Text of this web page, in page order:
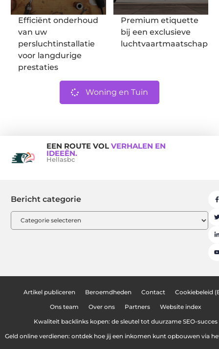
Efficiënt onderhoud
van uw
persluchtinstallatie
voor langdurige
prestaties
Premium etiquette
bij een exclusieve
luchtvaartmaatschappij
Woning en Tuin
EEN ROUTE VOL VERHALEN EN
IDEEËN.
Hellasbc
Bericht categorie
Artikel publiceren Beroemdheden Contact Cookiebeleid
Ons team Over ons Partners Website index
Kwaliteit backlinks kopen: de sleutel tot duurzame SEO-succes
Geld online verdienen: ontdek hoe jij een inkomen kunt opbouwen via